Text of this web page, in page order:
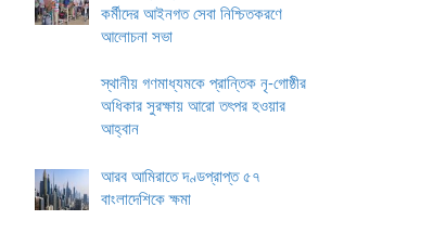
কর্মীদের আইনগত সেবা নিশ্চিতকরণে
আলোচনা সভা
স্থানীয় গণমাধ্যমকে প্রান্তিক নৃ-গোষ্ঠীর
অধিকার সুরক্ষায় আরো তৎপর হওয়ার
আহ্বান
আরব আমিরাতে দণ্ডপ্রাপ্ত ৫৭
বাংলাদেশিকে ক্ষমা